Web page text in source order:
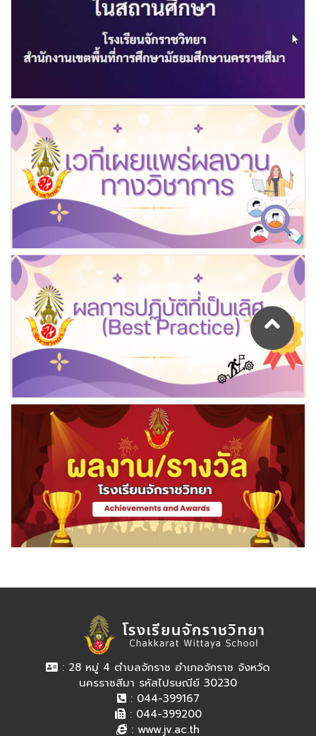
: 28 หมู่ 4 ตำบลจักราช อำเภอจักราช จังหวัด
นครราชสีมา รหัสไปรษณีย์ 30230
: 044-399167
: 044-399200
: www.jv.ac.th